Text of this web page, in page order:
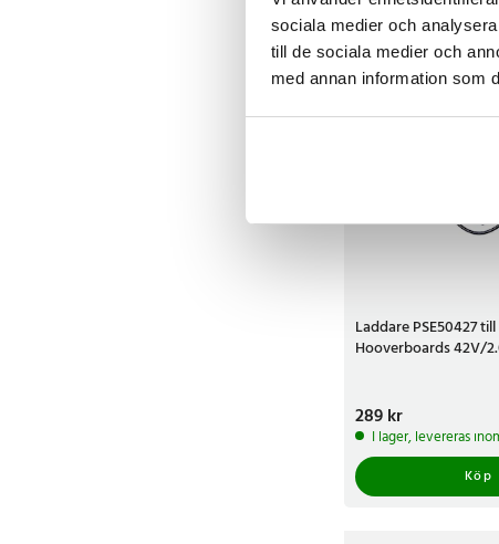
sociala medier och
till de sociala medier och
med annan information som
Laddare PSE50427 till
Hooverboards 42V/
Pris: 289 kr
289 kr
I lager, levereras
Köp